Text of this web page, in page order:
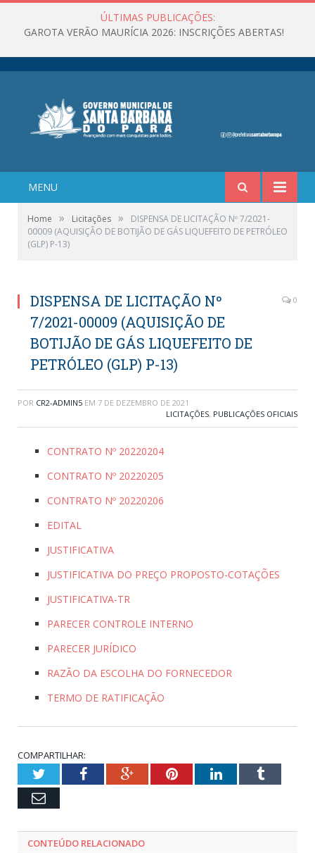
ÚLTIMAS PUBLICAÇÕES:
GAROTA VERÃO MAURÍCIA 2026: INSCRIÇÕES ABERTAS!
MENU
Home » Licitações »
DISPENSA DE LICITAÇÃO Nº 7/2021-
00009 (AQUISIÇÃO DE BOTIJÃO DE GÁS LIQUEFEITO DE PETRÓLEO
(GLP) P-13)
DISPENSA DE LICITAÇÃO Nº
7/2021-00009 (AQUISIÇÃO DE
BOTIJÃO DE GÁS LIQUEFEITO DE
PETRÓLEO (GLP) P-13)
0
POR CR2-ADMIN5 EM 7 DE DEZEMBRO DE 2021
LICITAÇÕES, PUBLICAÇÕES OFICIAIS
CONTRATO Nº 20220204
CONTRATO Nº 20220205
CONTRATO Nº 20220206
EDITAL
JUSTIFICATIVA
JUSTIFICATIVA DO PREÇO PROPOSTO-COTAÇÕES
JUSTIFICATIVA-TR
PARECER CONTROLE INTERNO
PARECER JURÍDICO
RAZÃO DA ESCOLHA DO FORNECEDOR
TERMO DE RATIFICAÇÃO
COMPARTILHAR:
TwitterFacebookGoogle+PinterestLinkedInTumblr
Email
CONTEÚDO RELACIONADO